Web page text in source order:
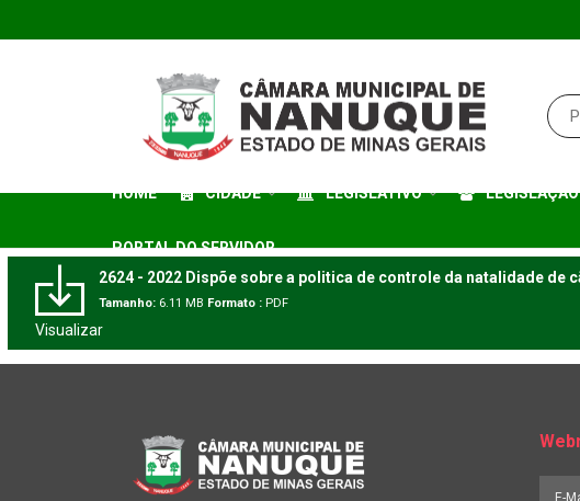
HOME CIDADE LEGISLATIVO LEGISLAÇÃO
PORTAL DO SERVIDOR
2624 - 2022 Dispõe sobre a politica de controle da natalidade de
Tamanho: 6.11 MB Formato : PDF
Visualizar